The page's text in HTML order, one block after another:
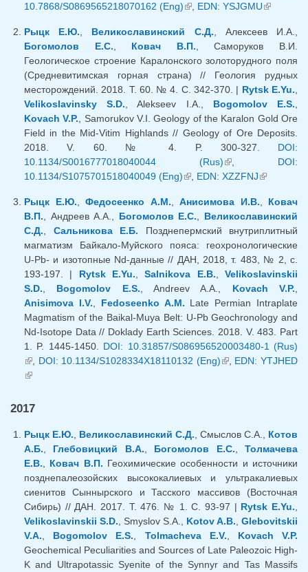
10.7868/S0869565218070162 (Eng)(link is external)
EDN: YSJGMU(link is
Рыцк Е.Ю.
Великославинский С.Д. , Алексеев И.А.,
Богомолов Е.С.
Ковач В.П. , Саморуков В.И.
Геологическое строение Каралонского золоторудного поля
(Средневитимская горная страна) // Геология рудных
месторождений. 2018. Т. 60. № 4. С. 342-370. | Rytsk E.Yu.
Velikoslavinsky S.D. , Alekseev I.A., Bogomolov E.S.
Kovach V.P. , Samorukov V.I. Geology of the Karalon Gold Ore
Field in the Mid-Vitim Highlands // Geology of Ore Deposits.
2018. V. 60. № 4. P. 300-327. DOI:
10.1134/S0016777018040044 (Rus)(link is external)
DOI:
10.1134/S1075701518040049 (Eng)(link is external)
EDN: XZZFNJ(link is
Рыцк Е.Ю.
Федосеенко А.М. Анисимова И.В.
Ковач
В.П. , Андреев А.А., Богомолов Е.С.
Великославинский
С.Д.
Сальникова Е.Б. Позднепермский внутриплитный
магматизм Байкало-Муйского пояса: геохронологические
U-Pb- и изотопные Nd-данные // ДАН, 2018, т. 483, № 2, с.
193-197. | Rytsk E.Yu. ,Salnikova E.B. ,Velikoslavinskii
S.D.
Bogomolov E.S. , Andreev A.A., Kovach V.P.
Anisimova I.V.
Fedoseenko A.M. Late Permian Intraplate
Magmatism of the Baikal-Muya Belt: U-Pb Geochronology and
Nd-Isotope Data // Doklady Earth Sciences. 2018. V. 483. Part
1. P. 1445-1450. DOI: 10.31857/S086956520003480-1 (Rus)
(link is external)
DOI: 10.1134/S1028334X18110132 (Eng)(link is external)
, EDN: YTJHED
(link is external)
2017
Рыцк Е.Ю. Великославинский С.Д. , Смыслов С.А., Котов
А.Б.
Глебовицкий В.А. Богомолов Е.С. ,Толмачева
Е.В.
Ковач В.П. Геохимические особенности и источники
позднепалеозойских высококалиевых и ультракалиевых
сиенитов Сыннырского и Тасского массивов (Восточная
Сибирь) // ДАН. 2017. Т. 476. № 1. С. 93-97 | Rytsk E.Yu.
Velikoslavinskii S.D. , Smyslov S.A., Kotov A.B. Glebovitskii
V.A.
Bogomolov E.S. Tolmacheva E.V.
Kovach V.P.
Geochemical Peculiarities and Sources of Late Paleozoic High-
K and Ultrapotassic Syenite of the Synnyr and Tas Massifs